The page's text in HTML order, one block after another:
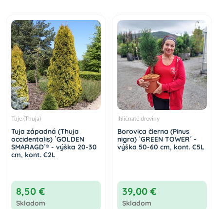
Tuje (Thuja)
Tuja západná (Thuja
occidentalis) ´GOLDEN
SMARAGD´® - výška 20-30
cm, kont. C2L
8,50 €
Skladom
Ihličnaté dreviny
Borovica čierna (Pinus
nigra) ´GREEN TOWER´ -
výška 50-60 cm, kont. C5L
39,00 €
Skladom